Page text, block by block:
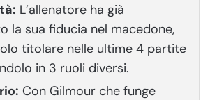
L’allenatore ha già
la sua fiducia nel macedone,
titolare nelle ultime 4 partite
in 3 ruoli diversi.
Con Gilmour che funge